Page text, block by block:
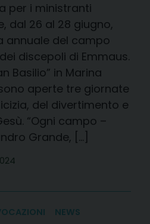
per i ministranti
dal 26 al 28 giugno,
annuale del campo
discepoli di Emmaus.
Basilio” in Marina
aperte tre giornate
del divertimento e
“Ogni campo –
Grande, […]
NEWS